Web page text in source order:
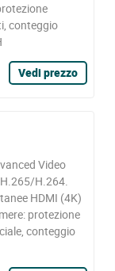
conteggio
Vedi prezzo
Video
H.264.
HDMI (4K)
protezione
conteggio